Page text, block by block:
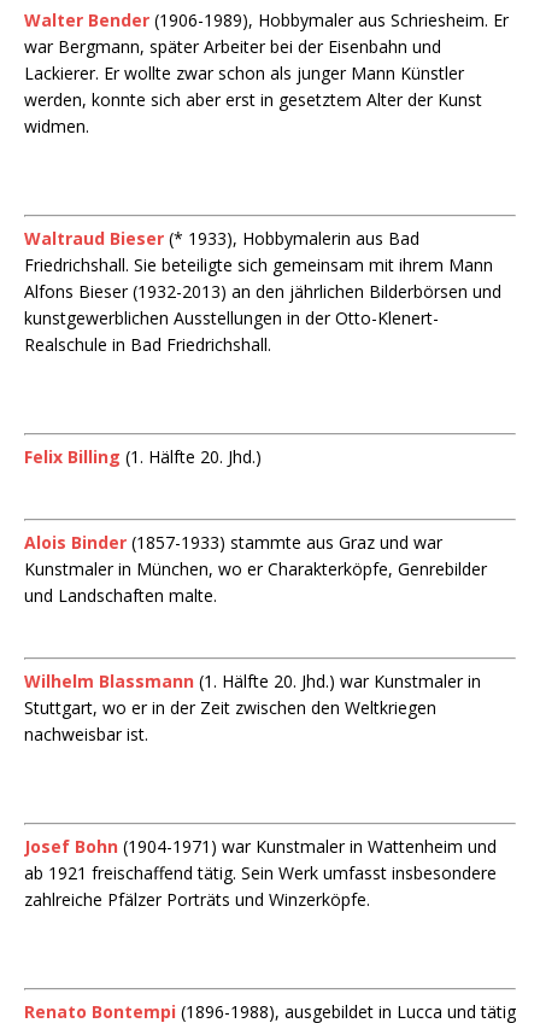
Walter Bender (1906-1989), Hobbymaler aus Schriesheim. Er
war Bergmann, später Arbeiter bei der Eisenbahn und
Lackierer. Er wollte zwar schon als junger Mann Künstler
werden, konnte sich aber erst in gesetztem Alter der Kunst
widmen.
Waltraud Bieser (* 1933), Hobbymalerin aus Bad
Friedrichshall. Sie beteiligte sich gemeinsam mit ihrem Mann
Alfons Bieser (1932-2013) an den jährlichen Bilderbörsen und
kunstgewerblichen Ausstellungen in der Otto-Klenert-
Realschule in Bad Friedrichshall.
Felix Billing (1. Hälfte 20. Jhd.)
Alois Binder (1857-1933) stammte aus Graz und war
Kunstmaler in München, wo er Charakterköpfe, Genrebilder
und Landschaften malte.
Wilhelm Blassmann (1. Hälfte 20. Jhd.) war Kunstmaler in
Stuttgart, wo er in der Zeit zwischen den Weltkriegen
nachweisbar ist.
Josef Bohn (1904-1971) war Kunstmaler in Wattenheim und
ab 1921 freischaffend tätig. Sein Werk umfasst insbesondere
zahlreiche Pfälzer Porträts und Winzerköpfe.
Renato Bontempi (1896-1988), ausgebildet in Lucca und tätig